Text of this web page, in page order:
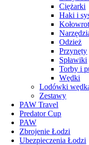
Ciężarki
Haki i
Odzież
Przynęty
Spławiki
Torby i
Wędki
Lodówki
Zestawy
PAW Travel
Predator Cup
PAW
Zbrojenie Łodzi
Ubezpieczenia Łodzi